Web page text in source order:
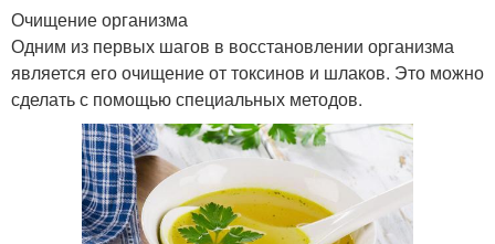
Очищение организма
Одним из первых шагов в восстановлении организма
является его очищение от токсинов и шлаков. Это можно
сделать с помощью специальных методов.